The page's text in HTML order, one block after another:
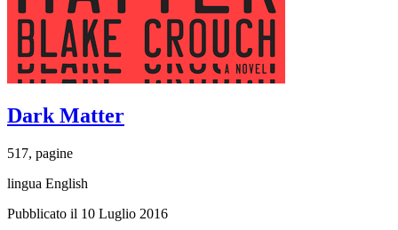
Dark Matter
517, pagine
lingua English
Pubblicato il 10 Luglio 2016